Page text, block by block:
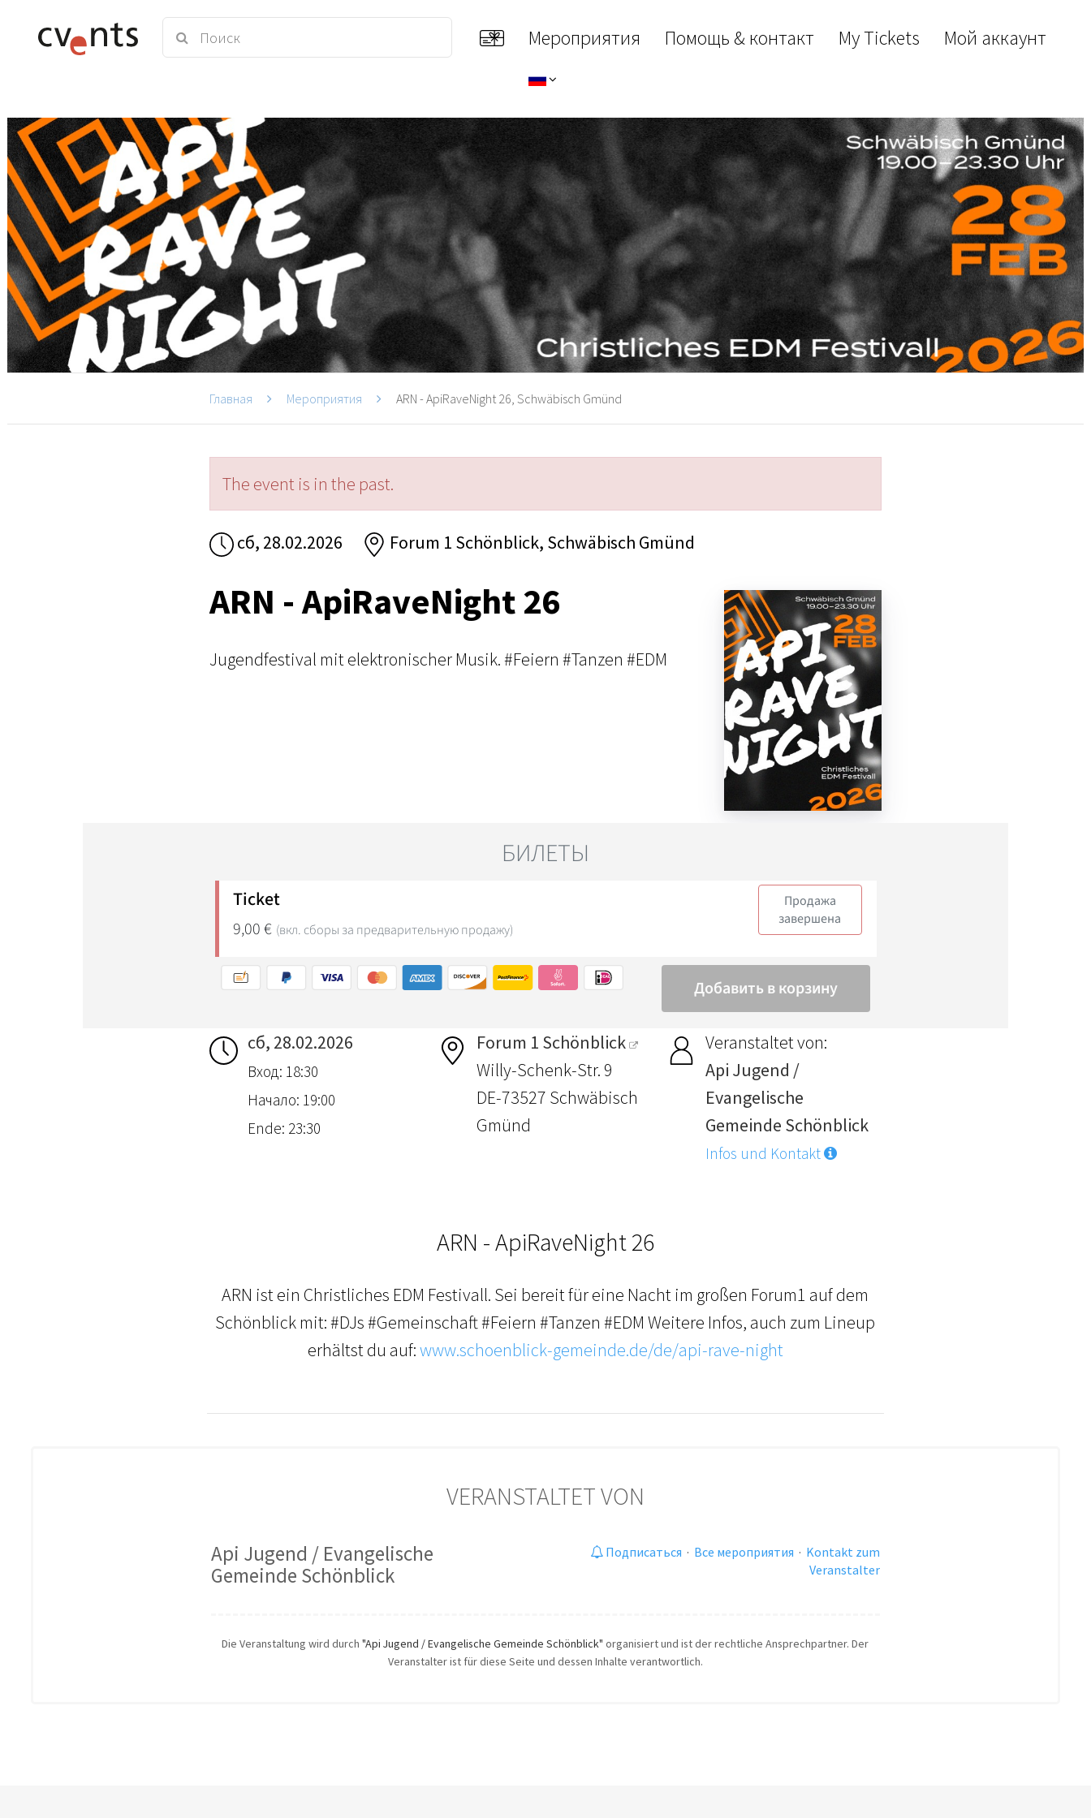
Мероприятия Помощь & контакт My Tickets Мой аккаунт
Главная Мероприятия ARN - ApiRaveNight 26, Schwäbisch Gmünd
The event is in the past.
сб, 28.02.2026 Forum 1 Schönblick, Schwäbisch Gmünd
ARN - ApiRaveNight 26
Jugendfestival mit elektronischer Musik. #Feiern #Tanzen #EDM
сб, 28.02.2026
Вход: 18:30
Начало: 19:00
Ende: 23:30
Forum 1 Schönblick
Willy-Schenk-Str. 9
DE-73527 Schwäbisch
Gmünd
Veranstaltet von:
Api Jugend /
Evangelische
Gemeinde Schönblick
Infos und Kontakt
ARN - ApiRaveNight 26
ARN ist ein Christliches EDM Festivall. Sei bereit für eine Nacht im großen Forum1 auf dem
Schönblick mit: #DJs #Gemeinschaft #Feiern #Tanzen #EDM Weitere Infos, auch zum Lineup
erhältst du auf:www.schoenblick-gemeinde.de/de/api-rave-night
VERANSTALTET VON
Api Jugend / Evangelische
Gemeinde Schönblick
Подписаться · Все мероприятия · Kontakt zum
Veranstalter
Die Veranstaltung wird durch"Api Jugend / Evangelische Gemeinde Schönblick" organisiert und ist der rechtliche Ansprechpartner. Der
Veranstalter ist für diese Seite und dessen Inhalte verantwortlich.